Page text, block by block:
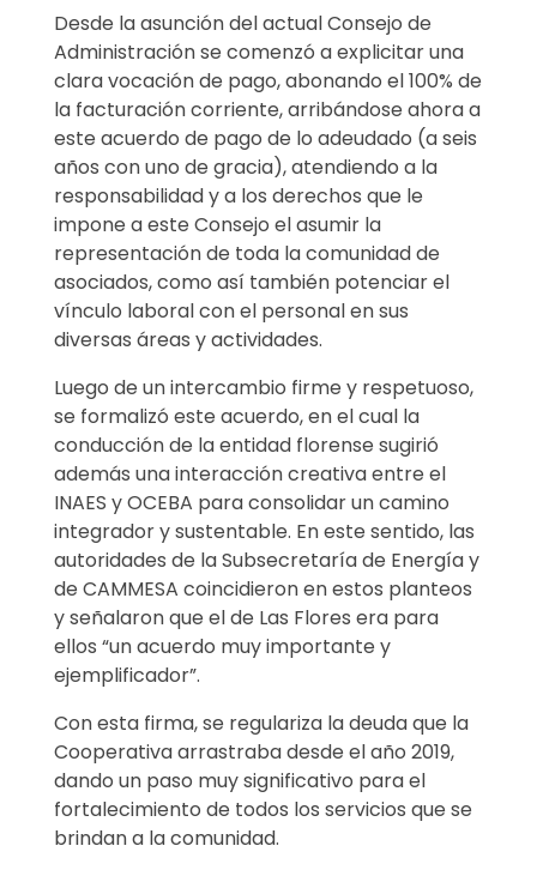
Desde la asunción del actual Consejo de
Administración se comenzó a explicitar una
clara vocación de pago, abonando el 100% de
la facturación corriente, arribándose ahora a
este acuerdo de pago de lo adeudado (a seis
años con uno de gracia), atendiendo a la
responsabilidad y a los derechos que le
impone a este Consejo el asumir la
representación de toda la comunidad de
asociados, como así también potenciar el
vínculo laboral con el personal en sus
diversas áreas y actividades.
Luego de un intercambio firme y respetuoso,
se formalizó este acuerdo, en el cual la
conducción de la entidad florense sugirió
además una interacción creativa entre el
INAES y OCEBA para consolidar un camino
integrador y sustentable. En este sentido, las
autoridades de la Subsecretaría de Energía y
de CAMMESA coincidieron en estos planteos
y señalaron que el de Las Flores era para
ellos “un acuerdo muy importante y
ejemplificador”.
Con esta firma, se regulariza la deuda que la
Cooperativa arrastraba desde el año 2019,
dando un paso muy significativo para el
fortalecimiento de todos los servicios que se
brindan a la comunidad.